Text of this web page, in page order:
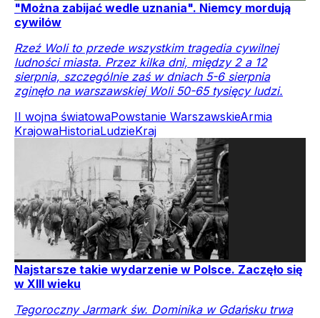
"Można zabijać wedle uznania". Niemcy mordują
cywilów
Rzeź Woli to przede wszystkim tragedia cywilnej
ludności miasta. Przez kilka dni, między 2 a 12
sierpnia, szczególnie zaś w dniach 5-6 sierpnia
zginęło na warszawskiej Woli 50-65 tysięcy ludzi.
II wojna światowaPowstanie WarszawskieArmia
KrajowaHistoriaLudzieKraj
Najstarsze takie wydarzenie w Polsce. Zaczęło się
w XIII wieku
Tegoroczny Jarmark św. Dominika w Gdańsku trwa